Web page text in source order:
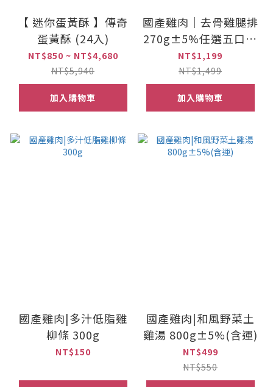
【 迷你蛋黃酥 】傳奇
蛋黃酥 (24入)
NT$850 ~ NT$4,680
NT$5,940
加入購物車
國產雞肉｜去骨雞腿排
270g±5%任選五口味
(含運)
NT$1,199
NT$1,499
加入購物車
國產雞肉|多汁低脂雞
柳條 300g
NT$150
國產雞肉|和風野菜土
雞湯 800g±5%(含運)
NT$499
NT$550